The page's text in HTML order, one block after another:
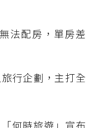
法配房，單房差
行企劃，主打全